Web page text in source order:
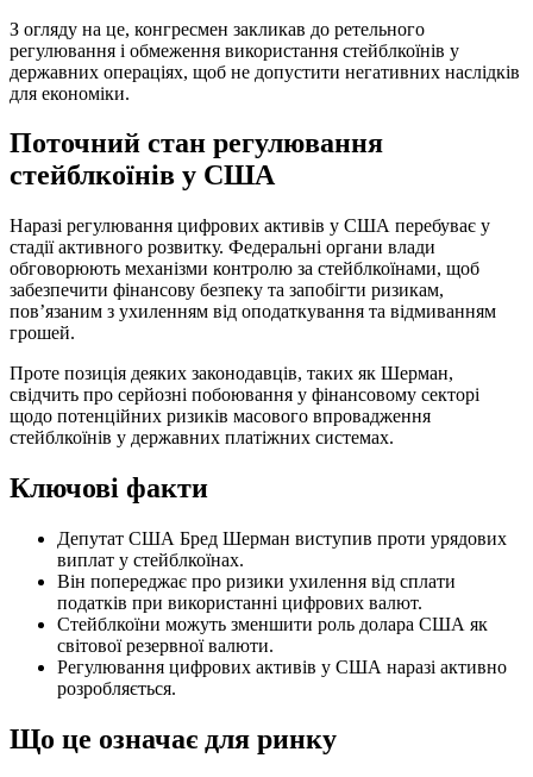
З огляду на це, конгресмен закликав до ретельного
регулювання і обмеження використання стейблкоїнів у
державних операціях, щоб не допустити негативних наслідків
для економіки.
Поточний стан регулювання
стейблкоїнів у США
Наразі регулювання цифрових активів у США перебуває у
стадії активного розвитку. Федеральні органи влади
обговорюють механізми контролю за стейблкоїнами, щоб
забезпечити фінансову безпеку та запобігти ризикам,
пов’язаним з ухиленням від оподаткування та відмиванням
грошей.
Проте позиція деяких законодавців, таких як Шерман,
свідчить про серйозні побоювання у фінансовому секторі
щодо потенційних ризиків масового впровадження
стейблкоїнів у державних платіжних системах.
Ключові факти
Депутат США Бред Шерман виступив проти урядових
виплат у стейблкоїнах.
Він попереджає про ризики ухилення від сплати
податків при використанні цифрових валют.
Стейблкоїни можуть зменшити роль долара США як
світової резервної валюти.
Регулювання цифрових активів у США наразі активно
розробляється.
Що це означає для ринку